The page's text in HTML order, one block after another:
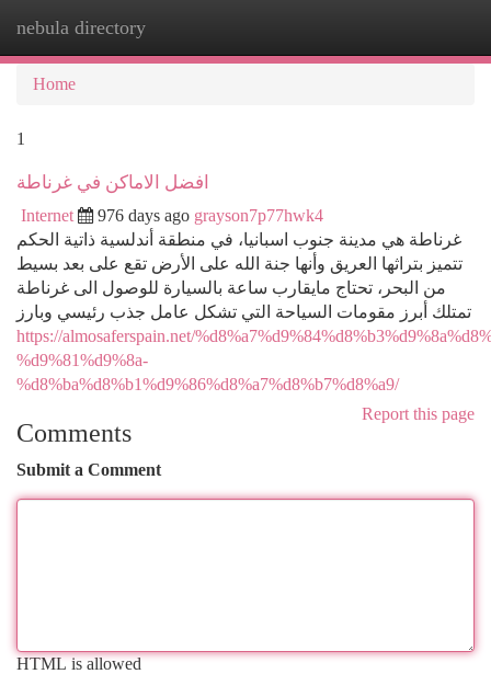
nebula directory
Home
1
افضل الاماكن في غرناطة
Internet 976 days ago grayson7p77hwk4
غرناطة هي مدينة جنوب اسبانيا، في منطقة أندلسية ذاتية الحكم
تتميز بتراثها العريق وأنها جنة الله على الأرض تقع على بعد بسيط
من البحر، تحتاج مايقارب ساعة بالسيارة للوصول الى غرناطة
تمتلك أبرز مقومات السياحة التي تشكل عامل جذب رئيسي وبارز
https://almosaferspain.net/
%d9%81%d9%8a-
%d8%ba%d8%b1%d9%86%d8%a7%d8%b7%d8%a9/
Report this page
Comments
Submit a Comment
HTML is allowed